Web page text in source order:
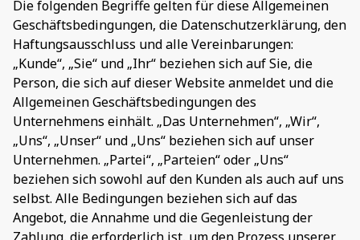
Die folgenden Begriffe gelten für diese Allgemeinen
Geschäftsbedingungen, die Datenschutzerklärung, den
Haftungsausschluss und alle Vereinbarungen:
„Kunde“, „Sie“ und „Ihr“ beziehen sich auf Sie, die
Person, die sich auf dieser Website anmeldet und die
Allgemeinen Geschäftsbedingungen des
Unternehmens einhält. „Das Unternehmen“, „Wir“,
„Uns“, „Unser“ und „Uns“ beziehen sich auf unser
Unternehmen. „Partei“, „Parteien“ oder „Uns“
beziehen sich sowohl auf den Kunden als auch auf uns
selbst. Alle Bedingungen beziehen sich auf das
Angebot, die Annahme und die Gegenleistung der